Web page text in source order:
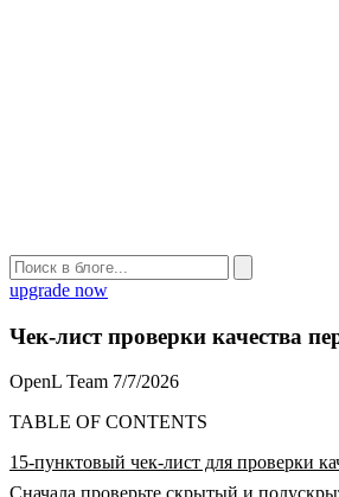
upgrade now
Чек-лист проверки качества
OpenL Team 7/7/2026
TABLE OF CONTENTS
15-пунктовый чек-лист для проверки